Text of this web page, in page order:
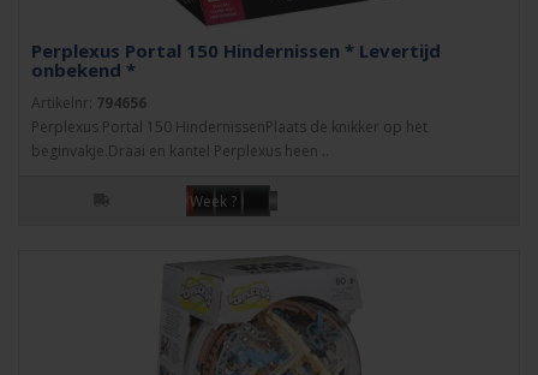
Perplexus Portal 150 Hindernissen * Levertijd
onbekend *
Artikelnr: 794656
Perplexus Portal 150 HindernissenPlaats de knikker op het
beginvakje.Draai en kantel Perplexus heen ..
Week ?